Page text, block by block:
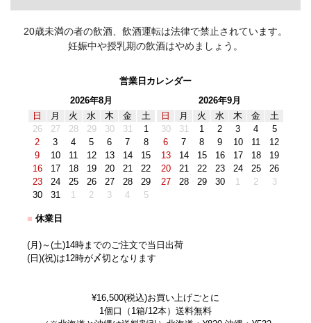
20歳未満の者の飲酒、飲酒運転は法律で禁止されています。
妊娠中や授乳期の飲酒はやめましょう。
営業日カレンダー
2026年8月
日
月 火 水 木 金
土
26
27 28 29 30 31
1
2
3 4 5 6 7
8
9
10 11 12 13 14
15
16
17 18 19 20 21
22
23
24 25 26 27 28
29
30
31 1 2 3 4 5
2026年9月
日
月 火 水 木 金
土
30
31 1 2 3 4
5
6
7 8 9 10 11
12
13
14 15 16 17 18
19
20
21 22 23 24 25
26
27
28 29 30 1 2 3
■ 休業日
(月)～(土)14時までのご注文で当日出荷
(日)(祝)は12時が〆切となります
¥16,500(税込)お買い上げごとに
1個口（1箱/12本）送料無料